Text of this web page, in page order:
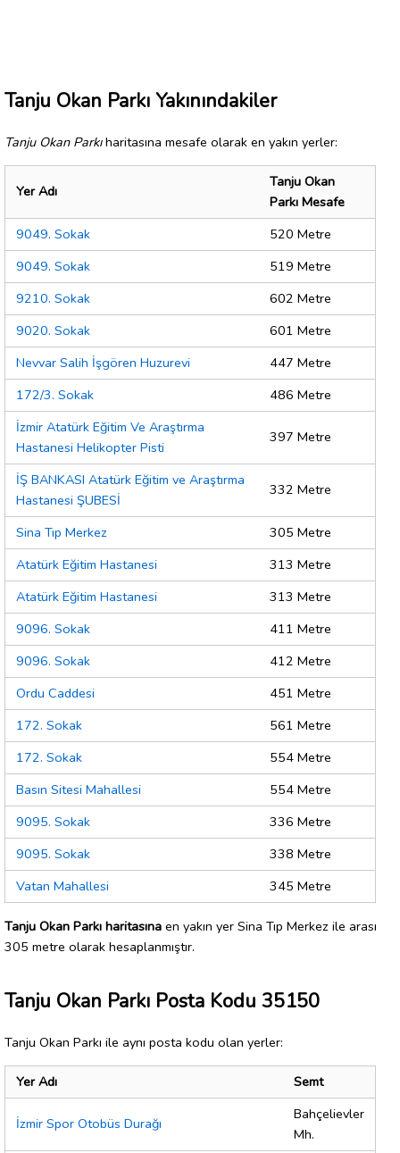
Tanju Okan Parkı Yakınındakiler
Tanju Okan Parkıharitasına mesafe olarak en yakın yerler:
Yer Adı
Tanju Okan
Parkı Mesafe
9049. Sokak
520 Metre
9049. Sokak
519 Metre
9210. Sokak
602 Metre
9020. Sokak
601 Metre
Nevvar Salih İşgören Huzurevi
447 Metre
172/3. Sokak
486 Metre
İzmir Atatürk Eğitim Ve Araştırma
Hastanesi Helikopter Pisti
397 Metre
İŞ BANKASI Atatürk Eğitim ve Araştırma
Hastanesi ŞUBESİ
332 Metre
Sina Tıp Merkez
305 Metre
Atatürk Eğitim Hastanesi
313 Metre
Atatürk Eğitim Hastanesi
313 Metre
9096. Sokak
411 Metre
9096. Sokak
412 Metre
Ordu Caddesi
451 Metre
172. Sokak
561 Metre
172. Sokak
554 Metre
Basın Sitesi Mahallesi
554 Metre
9095. Sokak
336 Metre
9095. Sokak
338 Metre
Vatan Mahallesi
345 Metre
Tanju Okan Parkı haritasına en yakın yer Sina Tıp Merkez ile arası
305 metre olarak hesaplanmıştır.
Tanju Okan Parkı Posta Kodu 35150
Tanju Okan Parkı ile aynı posta kodu olan yerler:
Yer Adı Semt
İzmir Spor Otobüs Durağı
Bahçelievler
Mh.